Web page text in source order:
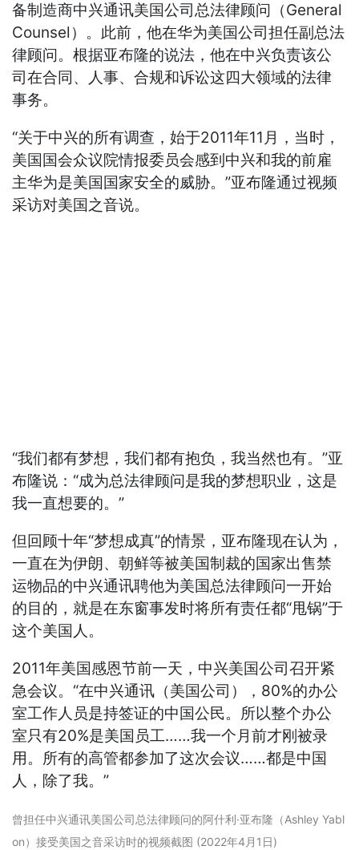
备制造商中兴通讯美国公司总法律顾问（General
Counsel）。此前，他在华为美国公司担任副总法
律顾问。根据亚布隆的说法，他在中兴负责该公
司在合同、人事、合规和诉讼这四大领域的法律
事务。
“关于中兴的所有调查，始于2011年11月，当时，
美国国会众议院情报委员会感到中兴和我的前雇
主华为是美国国家安全的威胁。”亚布隆通过视频
采访对美国之音说。
“我们都有梦想，我们都有抱负，我当然也有。”亚
布隆说：“成为总法律顾问是我的梦想职业，这是
我一直想要的。”
但回顾十年“梦想成真”的情景，亚布隆现在认为，
一直在为伊朗、朝鲜等被美国制裁的国家出售禁
运物品的中兴通讯聘他为美国总法律顾问一开始
的目的，就是在东窗事发时将所有责任都“甩锅”于
这个美国人。
2011年美国感恩节前一天，中兴美国公司召开紧
急会议。“在中兴通讯（美国公司），80%的办公
室工作人员是持签证的中国公民。所以整个办公
室只有20%是美国员工……我一个月前才刚被录
用。所有的高管都参加了这次会议……都是中国
人，除了我。”
曾担任中兴通讯美国公司总法律顾问的阿什利·亚布隆（Ashley Yabl
on）接受美国之音采访时的视频截图 (2022年4月1日)